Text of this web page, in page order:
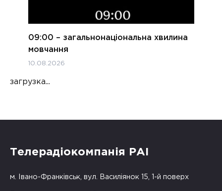
09:00 – загальнонаціональна хвилина
мовчання
10.08.2026
загрузка...
Телерадіокомпанія РАІ
м. Івано-Франківськ, вул. Василіянок 15, 1-й поверх